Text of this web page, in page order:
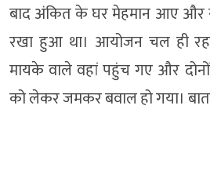
बाद अंकित के घर मेहमान आए
रखा हुआ था। आयोजन चल ही
मायके वाले वहां पहुंच गए और दोनों
को लेकर जमकर बवाल हो गया।